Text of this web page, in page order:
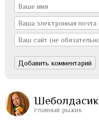
Шеболдасик
главный рыжик